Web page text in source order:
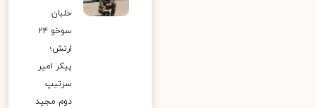
خلبان
سوخو ۲۴
ارتش؛
پیکر امیر
سرتیپ
دوم مجید